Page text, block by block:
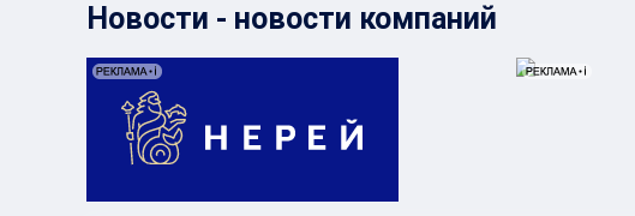
Новости - новости компаний